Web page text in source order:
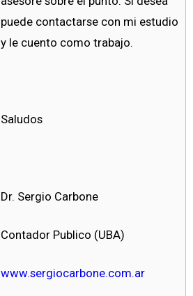
puede contactarse con mi estudio
y le cuento como trabajo.
Saludos
Dr. Sergio Carbone
Contador Publico (UBA)
www.sergiocarbone.com.ar